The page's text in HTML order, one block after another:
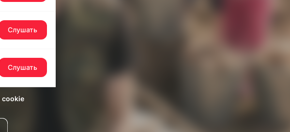
Слушать
Слушать
cookie